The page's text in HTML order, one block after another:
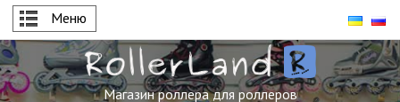
Меню
Магазин роллера для роллеров